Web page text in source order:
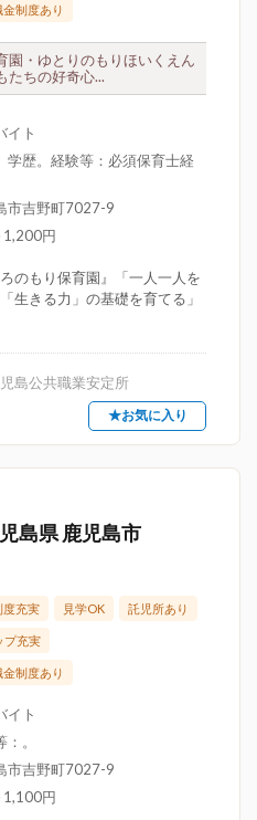
金制度あり
園・ゆとりのもりほいくえん
たちの好奇心...
イト
学歴。経験等：必須保育士経
市吉野町7027-9
円
のもり保育園』「一人一人を
生きる力」の基礎を育てる」
島公共職業安定所
★お気に入り
島県 鹿児島市
度充実 見学OK 託児所あり
プ充実
金制度あり
イト
。
市吉野町7027-9
円